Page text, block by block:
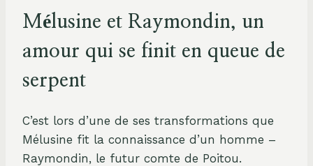
Mélusine et Raymondin, un
amour qui se finit en queue de
serpent
C’est lors d’une de ses transformations que
Mélusine fit la connaissance d’un homme –
Raymondin, le futur comte de Poitou.